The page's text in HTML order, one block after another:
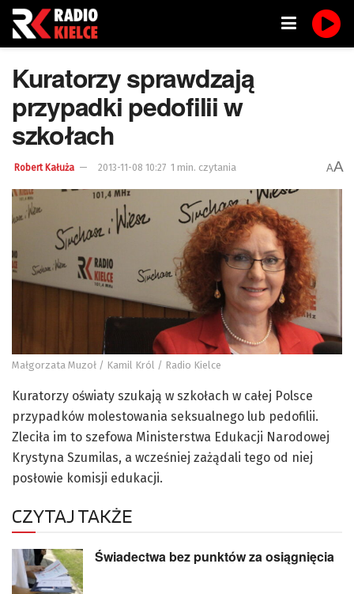
Kuratorzy sprawdzają
przypadki pedofilii w
szkołach
Robert Kałuża 2013-11-08 10:27 1 min. czytania AA
Małgorzata Muzoł / Kamil Król / Radio Kielce
Kuratorzy oświaty szukają w szkołach w całej Polsce
przypadków molestowania seksualnego lub pedofilii.
Zleciła im to szefowa Ministerstwa Edukacji Narodowej
Krystyna Szumilas, a wcześniej zażądali tego od niej
posłowie komisji edukacji.
CZYTAJ TAKŻE
Świadectwa bez punktów za osiągnięcia